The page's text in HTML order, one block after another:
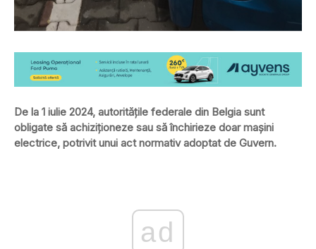
De la 1 iulie 2024, autoritățile federale din Belgia sunt
obligate să achiziționeze sau să închirieze doar mașini
electrice, potrivit unui act normativ adoptat de Guvern.
ad